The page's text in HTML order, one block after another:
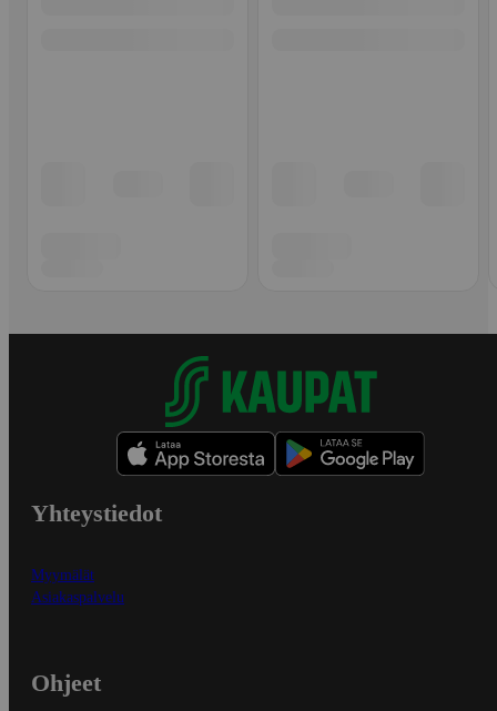
Yhteystiedot
Myymälät
Asiakaspalvelu
Ohjeet